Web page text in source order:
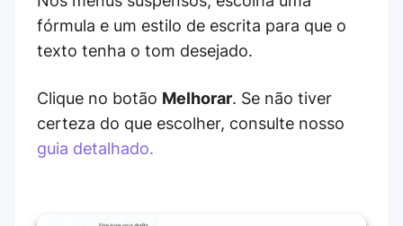
fórmula e um estilo de escrita para que o
texto tenha o tom desejado.
Clique no botão Melhorar. Se não tiver
certeza do que escolher, consulte nosso
guia detalhado.